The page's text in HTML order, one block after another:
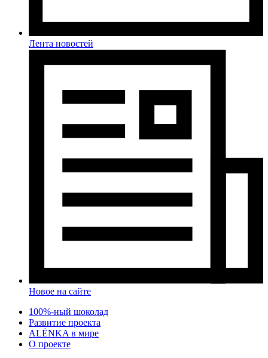
Лента новостей
Новое на сайте
100%-ный шоколад
Развитие проекта
ALЁNKA в мире
О проекте